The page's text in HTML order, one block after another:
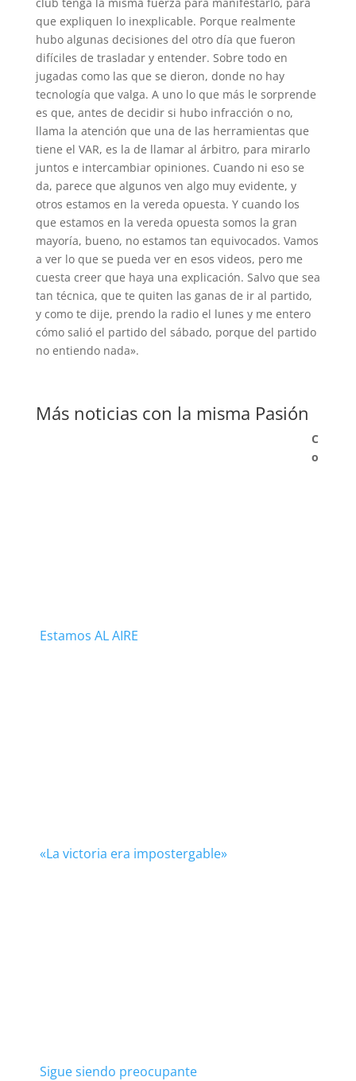
que expliquen lo inexplicable. Porque realmente
hubo algunas decisiones del otro día que fueron
difíciles de trasladar y entender. Sobre todo en
jugadas como las que se dieron, donde no hay
tecnología que valga. A uno lo que más le sorprende
es que, antes de decidir si hubo infracción o no,
llama la atención que una de las herramientas que
tiene el VAR, es la de llamar al árbitro, para mirarlo
juntos e intercambiar opiniones. Cuando ni eso se
da, parece que algunos ven algo muy evidente, y
otros estamos en la vereda opuesta. Y cuando los
que estamos en la vereda opuesta somos la gran
mayoría, bueno, no estamos tan equivocados. Vamos
a ver lo que se pueda ver en esos videos, pero me
cuesta creer que haya una explicación. Salvo que sea
tan técnica, que te quiten las ganas de ir al partido,
y como te dije, prendo la radio el lunes y me entero
cómo salió el partido del sábado, porque del partido
no entiendo nada».
Más noticias con la misma Pasión
Estamos AL AIRE
«La victoria era impostergable»
Sigue siendo preocupante
C
o